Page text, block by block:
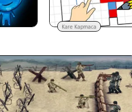
Kare Kapmaca